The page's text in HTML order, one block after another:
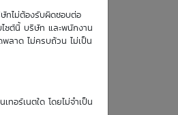
ทไม่ต้องรับผิดชอบต่อ
ไซต์นี้ บริษัท และพนักงาน
ลาด ไม่ครบถ้วน ไม่เป็น
อร์เนตใด โดยไม่จำเป็น
สุดท้าย
1 ม.ค. 2513